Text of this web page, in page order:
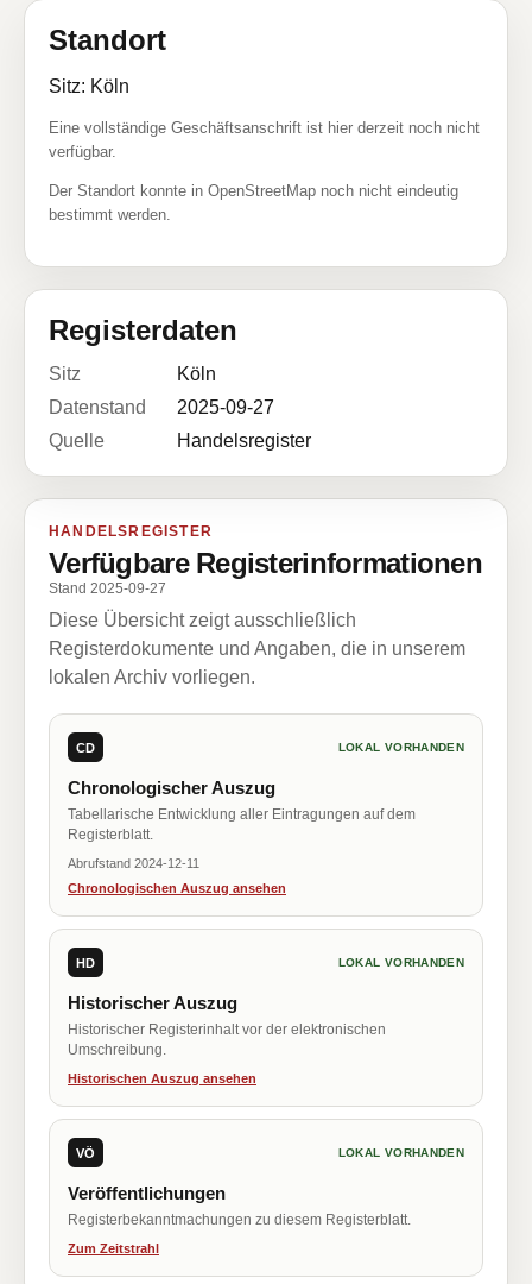
Standort
Sitz: Köln
Eine vollständige Geschäftsanschrift ist hier derzeit noch nicht
verfügbar.
Der Standort konnte in OpenStreetMap noch nicht eindeutig
bestimmt werden.
Registerdaten
Sitz
Köln
Datenstand
2025-09-27
Quelle
Handelsregister
HANDELSREGISTER
Verfügbare Registerinformationen
Stand 2025-09-27
Diese Übersicht zeigt ausschließlich
Registerdokumente und Angaben, die in unserem
lokalen Archiv vorliegen.
CD LOKAL VORHANDEN
Chronologischer Auszug
Tabellarische Entwicklung aller Eintragungen auf dem
Registerblatt.
Abrufstand 2024-12-11
Chronologischen Auszug ansehen
HD LOKAL VORHANDEN
Historischer Auszug
Historischer Registerinhalt vor der elektronischen
Umschreibung.
Historischen Auszug ansehen
VÖ LOKAL VORHANDEN
Veröffentlichungen
Registerbekanntmachungen zu diesem Registerblatt.
Zum Zeitstrahl